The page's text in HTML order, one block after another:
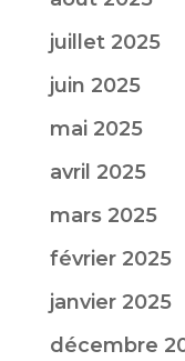
juillet 2025
juin 2025
mai 2025
avril 2025
mars 2025
février 2025
janvier 2025
décembre